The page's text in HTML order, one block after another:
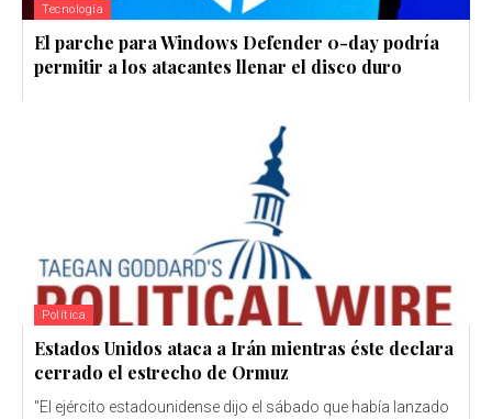
Tecnología
El parche para Windows Defender 0-day podría
permitir a los atacantes llenar el disco duro
Política
Estados Unidos ataca a Irán mientras éste declara
cerrado el estrecho de Ormuz
"El ejército estadounidense dijo el sábado que había lanzado